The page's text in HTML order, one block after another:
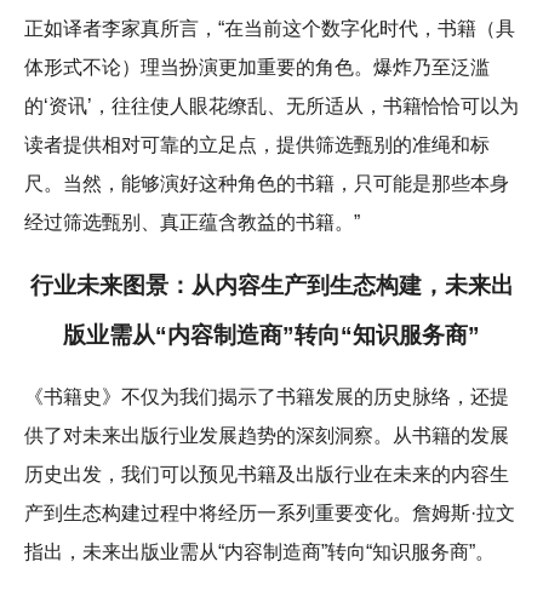
正如译者李家真所言，“在当前这个数字化时代，书籍（具
体形式不论）理当扮演更加重要的角色。爆炸乃至泛滥
的‘资讯’，往往使人眼花缭乱、无所适从，书籍恰恰可以为
读者提供相对可靠的立足点，提供筛选甄别的准绳和标
尺。当然，能够演好这种角色的书籍，只可能是那些本身
经过筛选甄别、真正蕴含教益的书籍。”
行业未来图景：从内容生产到生态构建，未来出
版业需从“内容制造商”转向“知识服务商”
《书籍史》不仅为我们揭示了书籍发展的历史脉络，还提
供了对未来出版行业发展趋势的深刻洞察。从书籍的发展
历史出发，我们可以预见书籍及出版行业在未来的内容生
产到生态构建过程中将经历一系列重要变化。詹姆斯·拉文
指出，未来出版业需从“内容制造商”转向“知识服务商”。